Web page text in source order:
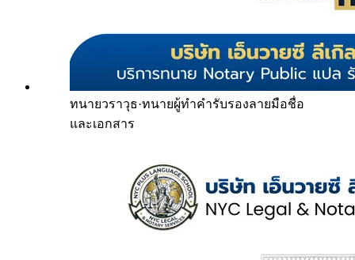
ทนายวราวุธ·ทนายผู้ทำคำรับรองลายมือชื่อ
และเอกสาร